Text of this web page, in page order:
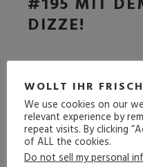
DIZZE!
DIE
(mehr …)
WOLLT IHR
We use cookies on our
relevant experience by
repeat visits. By clicking
of ALL the cookies.
Do not sell my personal